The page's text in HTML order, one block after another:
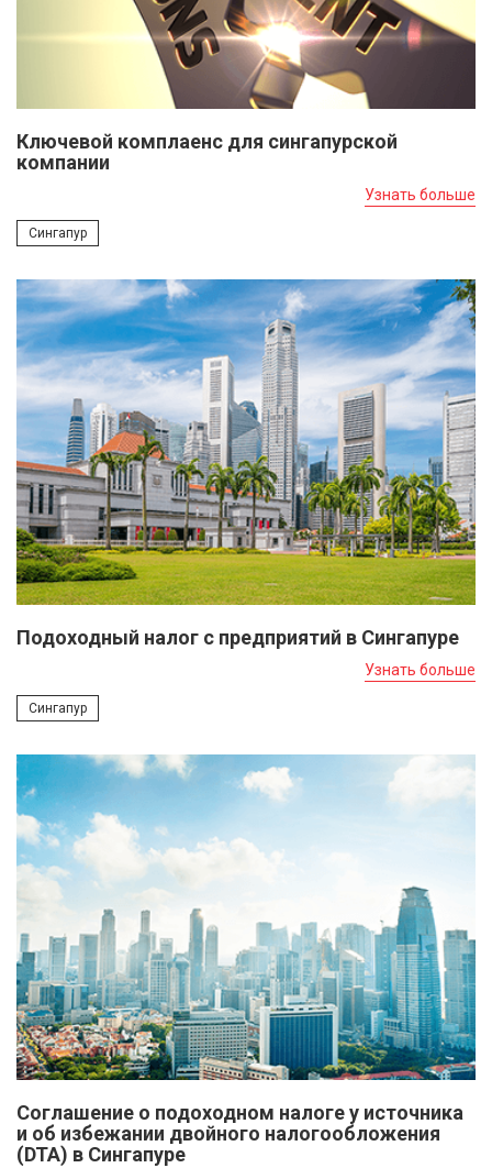
Ключевой комплаенс для сингапурской
компании
Узнать больше
Сингапур
Подоходный налог с предприятий в Сингапуре
Узнать больше
Сингапур
Соглашение о подоходном налоге у источника
и об избежании двойного налогообложения
(DTA) в Сингапуре